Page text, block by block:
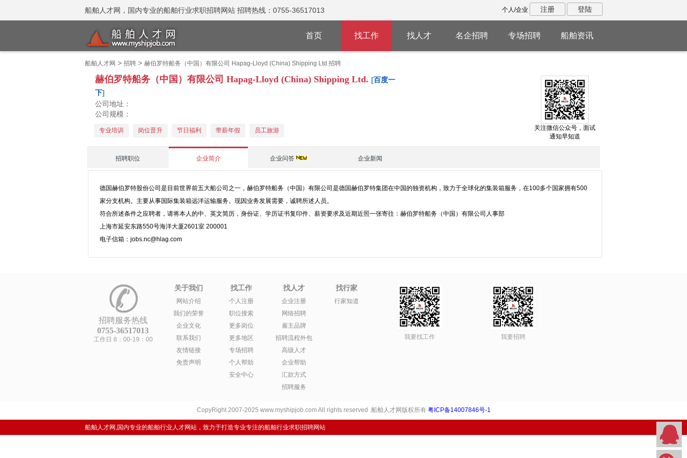
船舶人才网，国内专业的船舶行业求职招聘网站 招聘热线：0755-36517013 个人/企业 注册 登陆
首页 找工作 找人才 名企招聘 专场招聘 船舶资讯
船舶人才网 > 招聘> 赫伯罗特船务（中国）有限公司 Hapag-Lloyd (China) Shipping Ltd.招聘
赫伯罗特船务（中国）有限公司 Hapag-Lloyd (China) Shipping Ltd. [百度一
下]
公司地址：
公司规模：
专业培训 岗位晋升 节日福利 带薪年假 员工旅游
关注微信公众号，面试
通知早知道
招聘职位 企业简介 企业问答 企业新闻
德国赫伯罗特股份公司是目前世界前五大船公司之一，赫伯罗特船务（中国）有限公司是德国赫伯罗特集团在中国的独资机构，致力于全球化的集装箱服务，在100多个国家拥有500
家分支机构。主要从事国际集装箱远洋运输服务。现因业务发展需要，诚聘所述人员。
符合所述条件之应聘者，请将本人的中、英文简历，身份证、学历证书复印件、薪资要求及近期近照一张寄往：赫伯罗特船务（中国）有限公司人事部
上海市延安东路550号海洋大厦2601室 200001
电子信箱：jobs.nc@hlag.com
招聘服务热线
0755-36517013
工作日 8：00-19：00
关于我们
网站介绍
我们的荣誉
企业文化
联系我们
友情链接
免责声明
找工作
个人注册
职位搜索
更多岗位
更多地区
专场招聘
个人帮助
安全中心
找人才
企业注册
网络招聘
雇主品牌
招聘流程外包
高级人才
企业帮助
汇款方式
招聘服务
找行家
行家知道
我要找工作 我要招聘
CopyRight 2007-2025 www.myshipjob.com All rights reserved .船舶人才网版权所有 粤ICP备14007846号-1
船舶人才网,国内专业的船舶行业人才网站，致力于打造专业专注的船舶行业求职招聘网站